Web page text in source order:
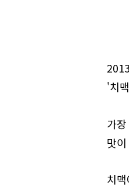
'치
가
맛
치